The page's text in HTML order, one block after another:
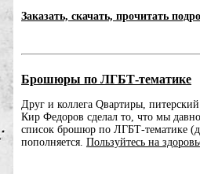
Заказать, скачать, прочитать
Брошюры по ЛГБТ-тематике
Друг и коллега Qвартиры,
Кир Федоров сделал то, что мы давно
список брошюр по ЛГБТ-тематике
пополняется. Пользуйтесь на